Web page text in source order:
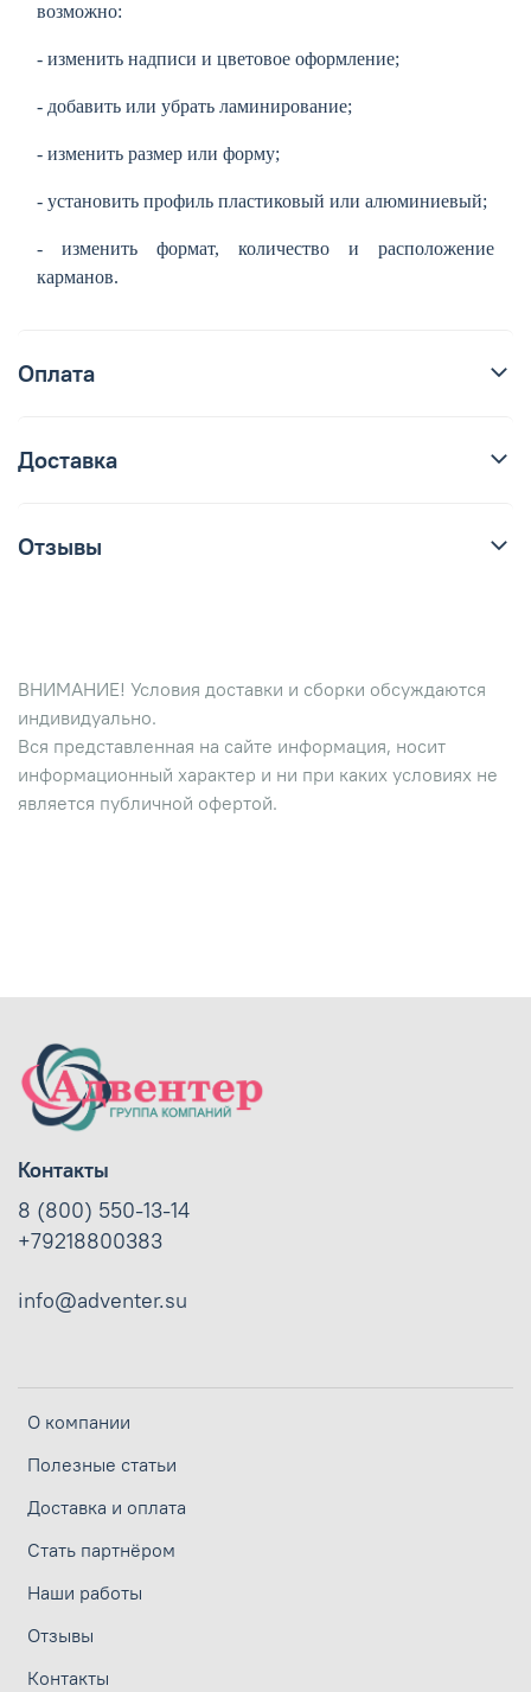
возможно:
- изменить надписи и цветовое оформление;
- добавить или убрать ламинирование;
- изменить размер или форму;
- установить профиль пластиковый или алюминиевый;
- изменить формат, количество и расположение
карманов.
Оплата
Доставка
Отзывы
ВНИМАНИЕ! Условия доставки и сборки обсуждаются
индивидуально.
Вся представленная на сайте информация, носит
информационный характер и ни при каких условиях не
является публичной офертой.
О компании
Полезные статьи
Доставка и оплата
Стать партнёром
Наши работы
Отзывы
Контакты
Контакты
8 (800) 550-13-14
+79218800383
info@adventer.su